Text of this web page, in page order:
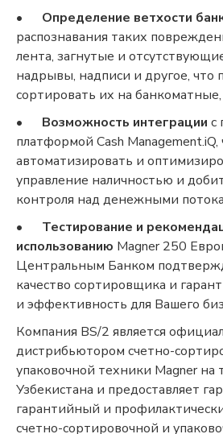
•
Определение ветхости
распознавания таких
лента, загнутые и
надрывы, надписи и другое, что
сортировать их на
•
Возможность интеграции с
платформой Cash Management.iQ,
автоматизировать и
управление наличностью и
контроля над денежными
•
Тестирование и
использованию Magner 250
Центральным Банком
качество сортировщика и
и эффективность для Вашего
Компания BS/2 является
дистрибьютором счетно-
упаковочной техники Magner на
Узбекистана и предоставляет
гарантийный и
счетно-сортировочной и